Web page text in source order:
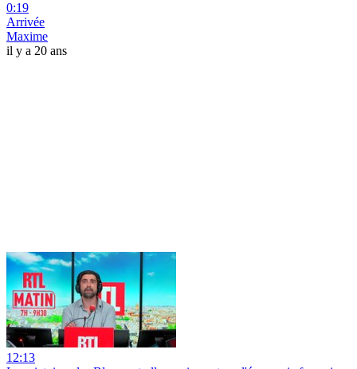
0:19
Arrivée
Maxime
il y a 20 ans
12:13